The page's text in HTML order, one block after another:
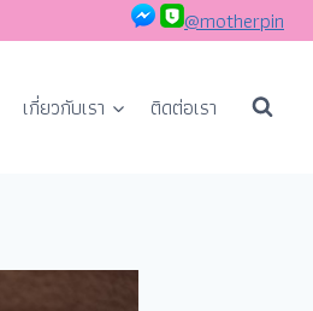
@motherpin
เกี่ยวกับเรา ติดต่อเรา